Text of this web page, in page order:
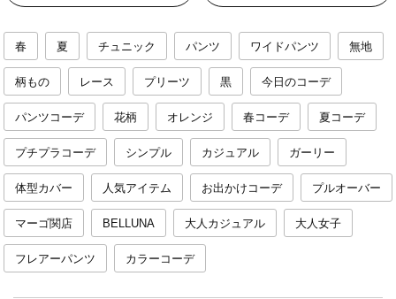
春 夏 チュニック パンツ ワイドパンツ 無地
柄もの レース プリーツ 黒 今日のコーデ
パンツコーデ 花柄 オレンジ 春コーデ 夏コーデ
プチプラコーデ シンプル カジュアル ガーリー
体型カバー 人気アイテム お出かけコーデ プルオーバー
マーゴ関店 BELLUNA 大人カジュアル 大人女子
フレアーパンツ カラーコーデ